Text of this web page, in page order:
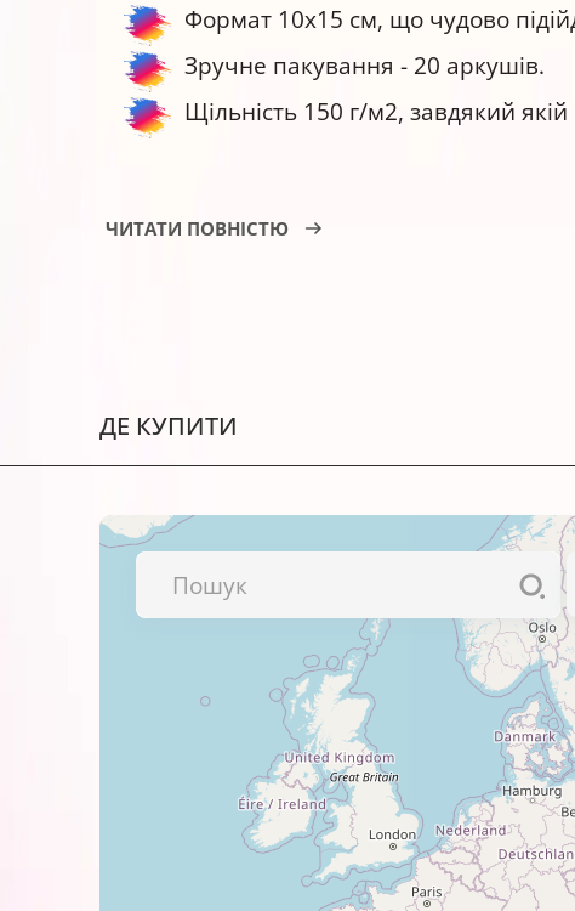
Формат 10x15 см, що чудово
Зручне пакування - 20 аркушів.
Щільність 150 г/м2, завдякий
Буклети, каталоги тощо.
Переваги фотопаперу глянцевого
Це фотопапір для щоденного
Відрізняється прийнятною ціною
Країна-виробник сировини –
Підходить для друку на
А для ще кращого друку
струменевими чорнилами BARVA
ЧИТАТИ ПОВНІСТЮ
ДЕ КУПИТИ